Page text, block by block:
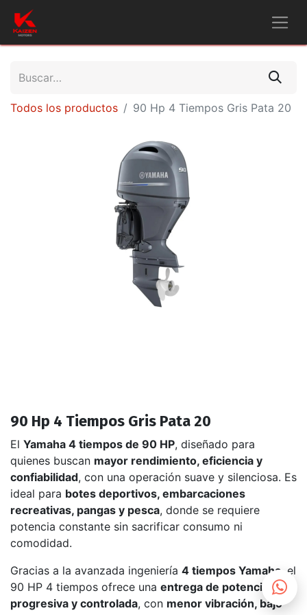
Todos los productos 90 Hp 4 Tiempos Gris Pata 20
90 Hp 4 Tiempos Gris Pata 20
El Yamaha 4 tiempos de 90 HP, diseñado para
quienes buscan mayor rendimiento, eficiencia y
confiabilidad, con una operación suave y silenciosa. Es
ideal para botes deportivos, embarcaciones
recreativas, pangas y pesca, donde se requiere
potencia constante sin sacrificar consumo ni
comodidad.
Gracias a la avanzada ingeniería 4 tiempos Yamaha , el
90 HP 4 tiempos ofrece una entrega de potencia
progresiva y controlada, con menor vibración, bajo